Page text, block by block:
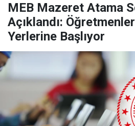
MEB Mazeret Atama
Açıklandı:
Yerlerine Başlıyor